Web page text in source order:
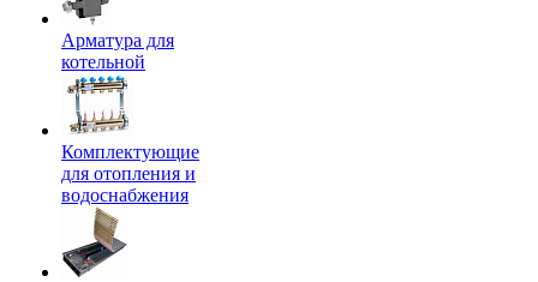
Арматура для
котельной
Комплектующие
для отопления и
водоснабжения